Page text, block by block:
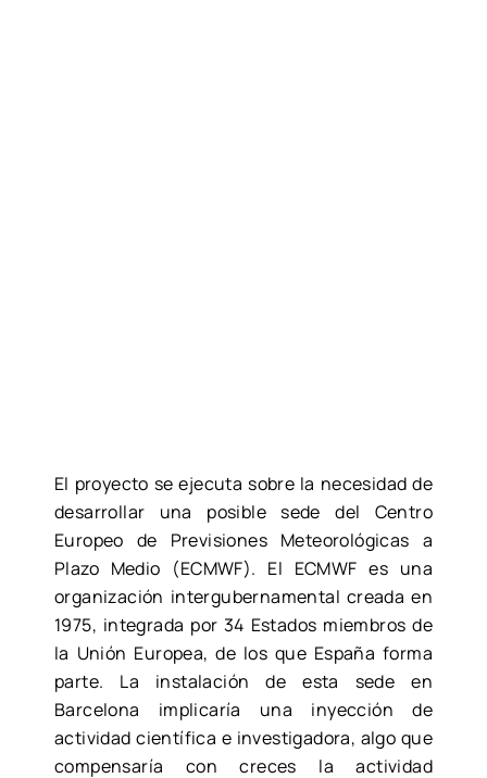
El proyecto se ejecuta sobre la necesidad de
desarrollar una posible sede del Centro
Europeo de Previsiones Meteorológicas a
Plazo Medio (ECMWF). El ECMWF es una
organización intergubernamental creada en
1975, integrada por 34 Estados miembros de
la Unión Europea, de los que España forma
parte. La instalación de esta sede en
Barcelona implicaría una inyección de
actividad científica e investigadora, algo que
compensaría con creces la actividad